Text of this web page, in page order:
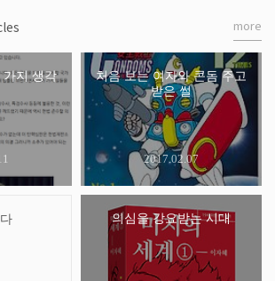
가지 생각
처음 보는 여자와 콘돔 주고
받은 썰
2017.02.07
의심을 강요받는 시대
more